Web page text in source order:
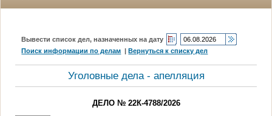
Вывести список дел, назначенных на дату
Поиск информации по делам |Вернуться к списку дел
Уголовные дела - апелляция
ДЕЛО № 22К-4788/2026